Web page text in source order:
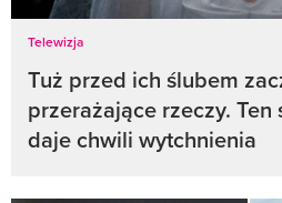
Telewizja
Tuż przed ich ślubem
przerażające rzeczy.
daje chwili wytchnienia